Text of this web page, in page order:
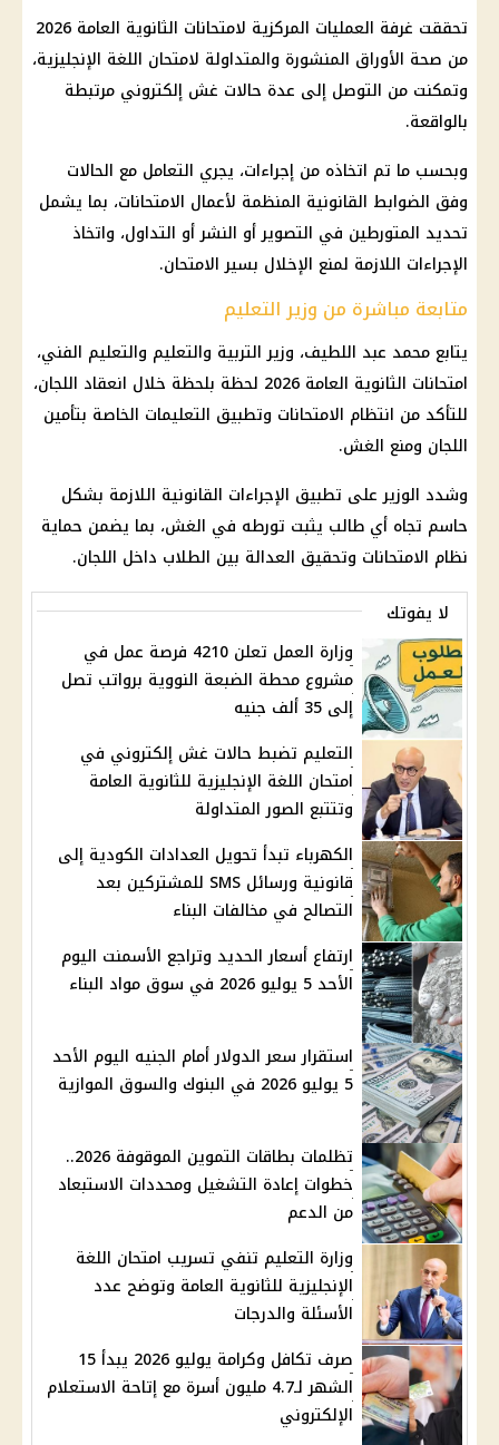
تحققت غرفة العمليات المركزية لامتحانات الثانوية العامة 2026
من صحة الأوراق المنشورة والمتداولة لامتحان اللغة الإنجليزية،
وتمكنت من التوصل إلى عدة حالات غش إلكتروني مرتبطة
بالواقعة.
وبحسب ما تم اتخاذه من إجراءات، يجري التعامل مع الحالات
وفق الضوابط القانونية المنظمة لأعمال الامتحانات، بما يشمل
تحديد المتورطين في التصوير أو النشر أو التداول، واتخاذ
الإجراءات اللازمة لمنع الإخلال بسير الامتحان.
متابعة مباشرة من وزير التعليم
يتابع محمد عبد اللطيف، وزير التربية والتعليم والتعليم الفني،
امتحانات الثانوية العامة 2026 لحظة بلحظة خلال انعقاد اللجان،
للتأكد من انتظام الامتحانات وتطبيق التعليمات الخاصة بتأمين
اللجان ومنع الغش.
وشدد الوزير على تطبيق الإجراءات القانونية اللازمة بشكل
حاسم تجاه أي طالب يثبت تورطه في الغش، بما يضمن حماية
نظام الامتحانات وتحقيق العدالة بين الطلاب داخل اللجان.
لا يفوتك
وزارة العمل تعلن 4210 فرصة عمل في
مشروع محطة الضبعة النووية برواتب تصل
إلى 35 ألف جنيه
التعليم تضبط حالات غش إلكتروني في
امتحان اللغة الإنجليزية للثانوية العامة
وتتتبع الصور المتداولة
الكهرباء تبدأ تحويل العدادات الكودية إلى
قانونية ورسائل SMS للمشتركين بعد
التصالح في مخالفات البناء
ارتفاع أسعار الحديد وتراجع الأسمنت اليوم
الأحد 5 يوليو 2026 في سوق مواد البناء
استقرار سعر الدولار أمام الجنيه اليوم الأحد
5 يوليو 2026 في البنوك والسوق الموازية
تظلمات بطاقات التموين الموقوفة 2026..
خطوات إعادة التشغيل ومحددات الاستبعاد
من الدعم
وزارة التعليم تنفي تسريب امتحان اللغة
الإنجليزية للثانوية العامة وتوضح عدد
الأسئلة والدرجات
صرف تكافل وكرامة يوليو 2026 يبدأ 15
الشهر لـ4.7 مليون أسرة مع إتاحة الاستعلام
الإلكتروني